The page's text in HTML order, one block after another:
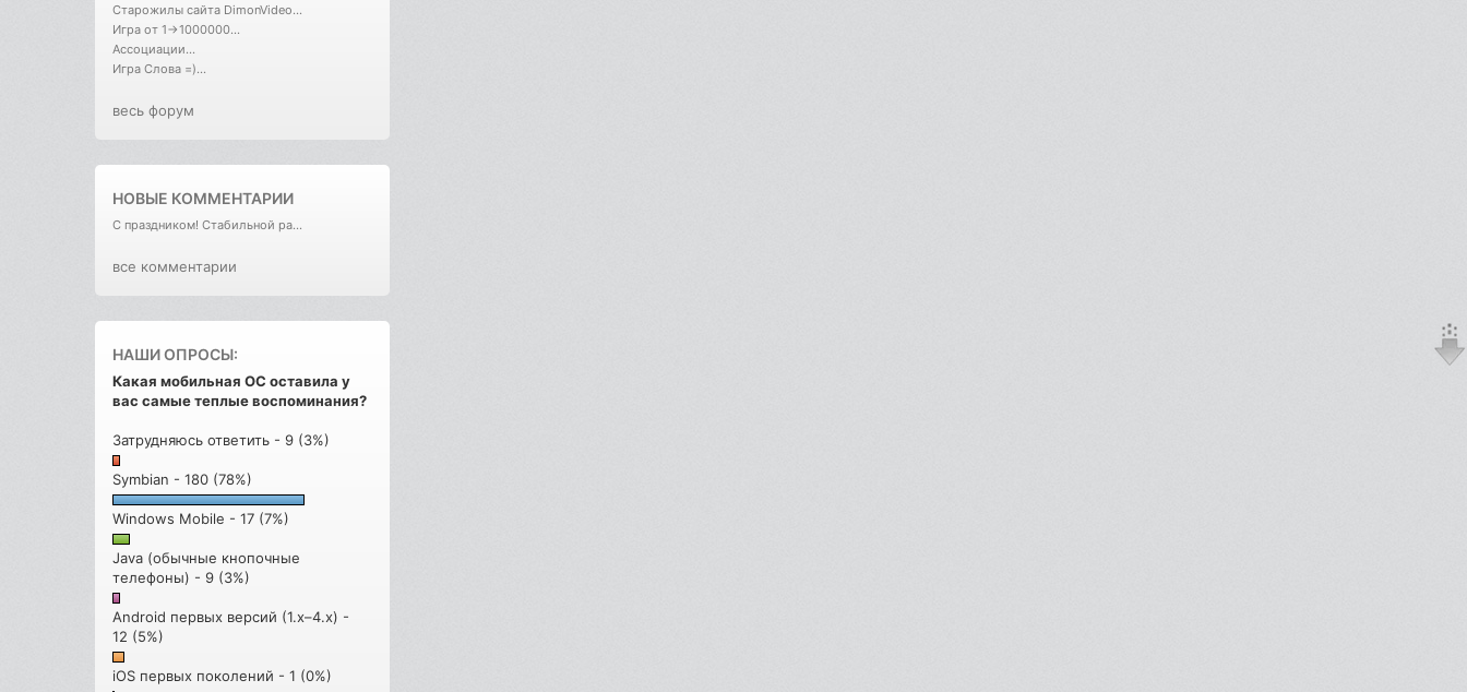
Старожилы сайта DimonVideo...
Игра от 1->1000000...
Ассоциации...
Игра Слова =)...
весь форум
НОВЫЕ КОММЕНТАРИИ
С праздником! Стабильной ра...
все комментарии
НАШИ ОПРОСЫ:
Какая мобильная ОС оставила у
вас самые теплые воспоминания?
Затрудняюсь ответить - 9 (3%)
Symbian - 180 (78%)
Windows Mobile - 17 (7%)
Java (обычные кнопочные
телефоны) - 9 (3%)
Android первых версий (1.x–4.x) -
12 (5%)
iOS первых поколений - 1 (0%)